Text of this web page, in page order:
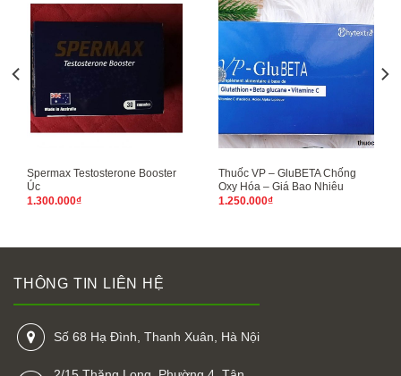
Spermax Testosterone Booster
Úc
1.300.000₫
Thuốc VP – GluBETA Chống
Oxy Hóa – Giá Bao Nhiêu
1.250.000₫
THÔNG TIN LIÊN HỆ
Số 68 Hạ Đình, Thanh Xuân, Hà Nội